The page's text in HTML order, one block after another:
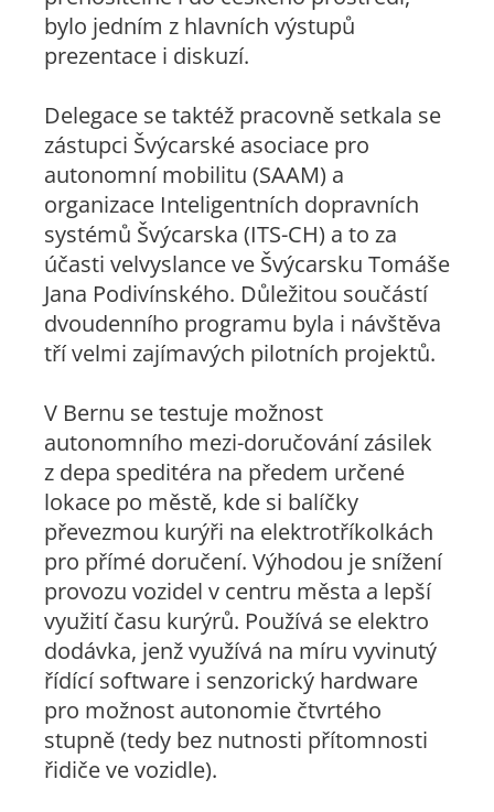
bylo jedním z hlavních výstupů
prezentace i diskuzí.
Delegace se taktéž pracovně setkala se
zástupci Švýcarské asociace pro
autonomní mobilitu (SAAM) a
organizace Inteligentních dopravních
systémů Švýcarska (ITS-CH) a to za
účasti velvyslance ve Švýcarsku Tomáše
Jana Podivínského. Důležitou součástí
dvoudenního programu byla i návštěva
tří velmi zajímavých pilotních projektů.
V Bernu se testuje možnost
autonomního mezi-doručování zásilek
z depa speditéra na předem určené
lokace po městě, kde si balíčky
převezmou kurýři na elektrotříkolkách
pro přímé doručení. Výhodou je snížení
provozu vozidel v centru města a lepší
využití času kurýrů. Používá se elektro
dodávka, jenž využívá na míru vyvinutý
řídící software i senzorický hardware
pro možnost autonomie čtvrtého
stupně (tedy bez nutnosti přítomnosti
řidiče ve vozidle).